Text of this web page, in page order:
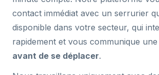
contact immédiat avec un serrurier
disponible dans votre secteur, qui
rapidement et vous communique une
avant de se déplacer.